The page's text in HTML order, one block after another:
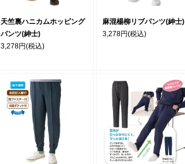
天竺裏ハニカムホッピング
パンツ(紳士)
3,278円(税込)
麻混楊柳リブパンツ(紳士)
3,278円(税込)